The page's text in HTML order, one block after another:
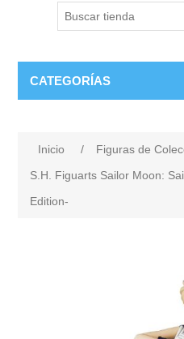
CATEGORÍAS
Inicio / Figuras de
S.H. Figuarts Sailor Moon:
Edition-